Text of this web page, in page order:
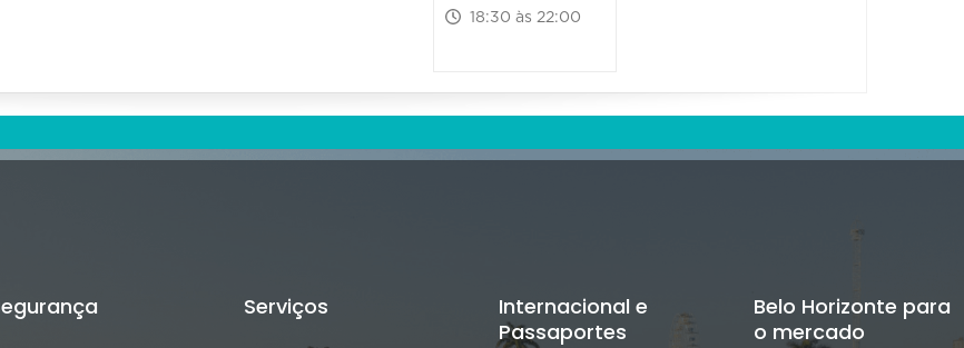
18:30 às 22:00
Serviços
Internacional e
Passaportes
Belo Horizonte para
o mercado